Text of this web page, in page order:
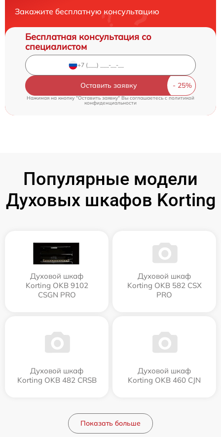
Закажите бесплатную консультацию
Бесплатная консультация со
специалистом
Оставить заявку
Нажимая на кнопку "Оставить заявку" Вы соглашаетесь cполитикой
конфиденциальности
Популярные модели
Духовых шкафов Korting
Духовой шкаф
Korting OKB 9102
CSGN PRO
Духовой шкаф
Korting OKB 582 CSX
PRO
Духовой шкаф
Korting OKB 482 CRSB
Духовой шкаф
Korting OKB 460 CJN
Показать больше